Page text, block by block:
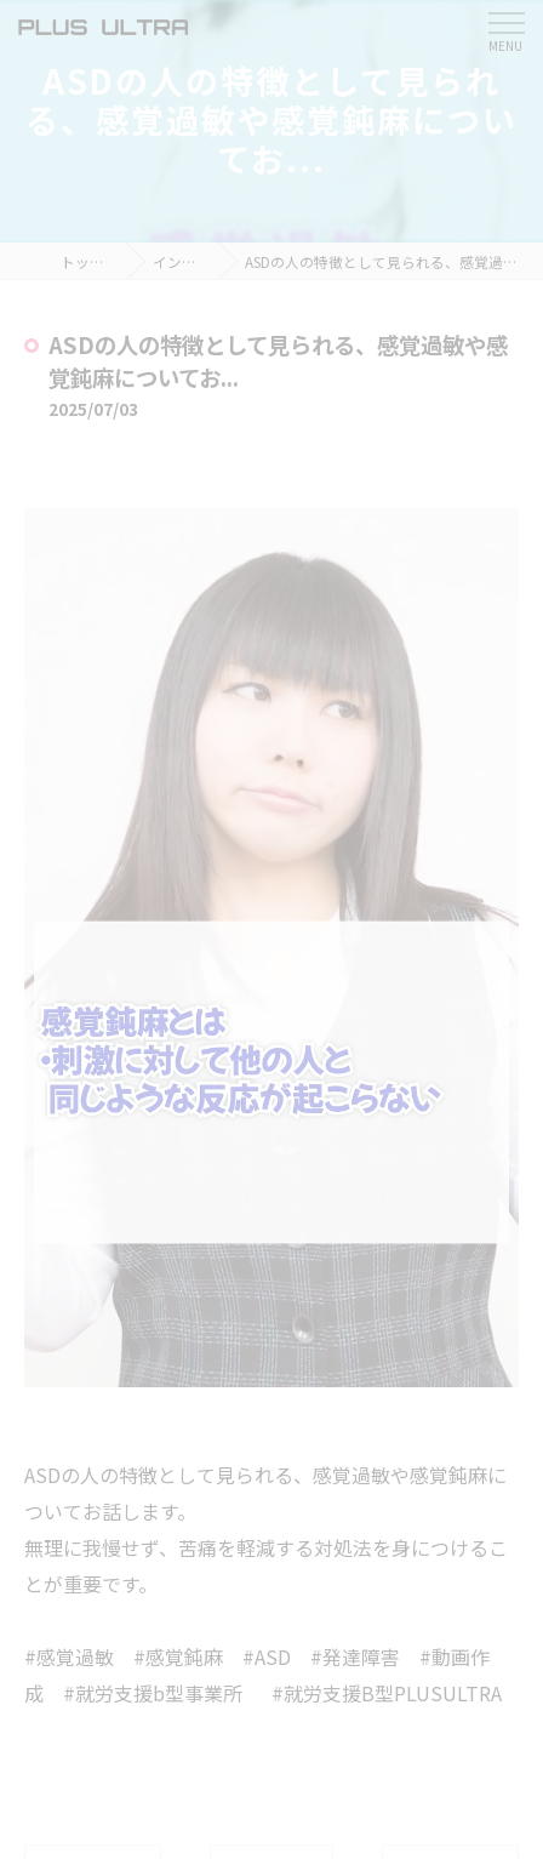
ASDの人の特徴として見られ
る、感覚過敏や感覚鈍麻につい
てお...
トップページ インスタ掲載 ASDの人の特徴として見られる、感覚過敏や感覚鈍麻についてお...
ASDの人の特徴として見られる、感覚過敏や感
覚鈍麻についてお...
2025/07/03
ASDの人の特徴として見られる、感覚過敏や感覚鈍麻に
ついてお話します。
無理に我慢せず、苦痛を軽減する対処法を身につけるこ
とが重要です。
#感覚過敏 #感覚鈍麻 #ASD #発達障害 #動画作
成 #就労支援b型事業所 #就労支援B型PLUSULTRA